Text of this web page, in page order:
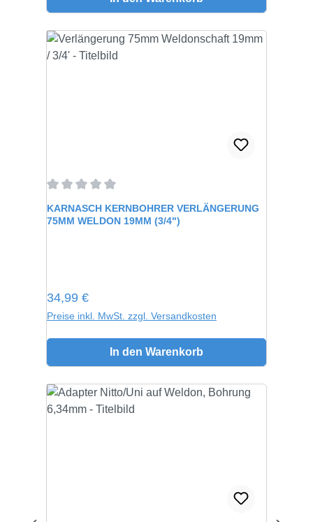
Durchschnittliche Bewertung von 0 von 5 Sternen
KARNASCH KERNBOHRER VERLÄNGERUNG
75MM WELDON 19MM (3/4")
Regulärer Preis:
34,99 €
Preise inkl. MwSt. zzgl. Versandkosten
In den Warenkorb